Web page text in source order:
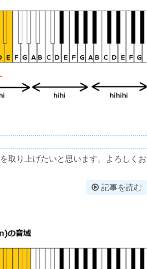
取り上げたいと思います。よろしくお
記事を読む